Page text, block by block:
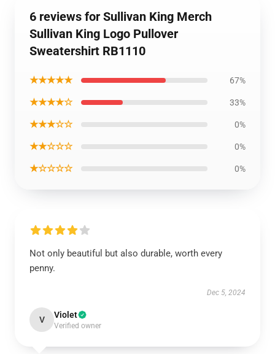
6 reviews for Sullivan King Merch
Sullivan King Logo Pullover
Sweatershirt RB1110
★★★★★ 67%
★★★★☆ 33%
★★★☆☆ 0%
★★☆☆☆ 0%
★☆☆☆☆ 0%
Not only beautiful but also durable, worth every
penny.
Dec 5, 2024
V Violet
Verified owner